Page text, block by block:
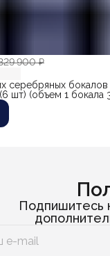
900 ₽
серебряных бокалов
шт) (объем 1 бокала
Подпишитесь